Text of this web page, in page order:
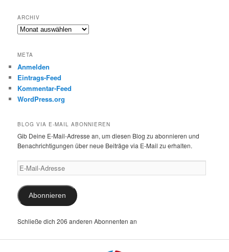
ARCHIV
Archiv
META
Anmelden
Eintrags-Feed
Kommentar-Feed
WordPress.org
BLOG VIA E-MAIL ABONNIEREN
Gib Deine E-Mail-Adresse an, um diesen Blog zu abonnieren und
Benachrichtigungen über neue Beiträge via E-Mail zu erhalten.
E-
Mail-
Adresse
Abonnieren
Schließe dich 206 anderen Abonnenten an